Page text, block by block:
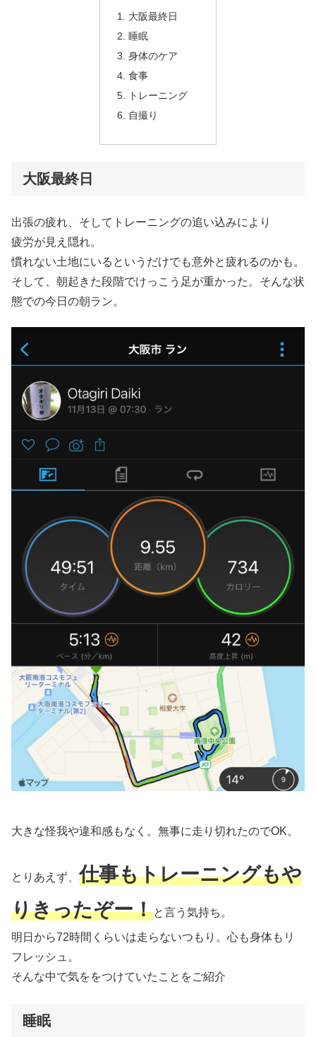
大阪最終日
睡眠
身体のケア
食事
トレーニング
自撮り
大阪最終日
出張の疲れ、そしてトレーニングの追い込みにより
疲労が見え隠れ。
慣れない土地にいるというだけでも意外と疲れるのかも。
そして、朝起きた段階でけっこう足が重かった。そんな状
態での今日の朝ラン。
大きな怪我や違和感もなく。無事に走り切れたのでOK。
とりあえず、仕事もトレーニングもや
りきったぞー！と言う気持ち。
明日から72時間くらいは走らないつもり。心も身体もリ
フレッシュ。
そんな中で気ををつけていたことをご紹介
睡眠